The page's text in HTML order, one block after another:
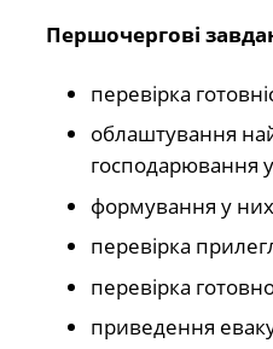
Першочергові
перевірка
облаштування
господарювання
формування у них
перевірка
перевірка
приведення